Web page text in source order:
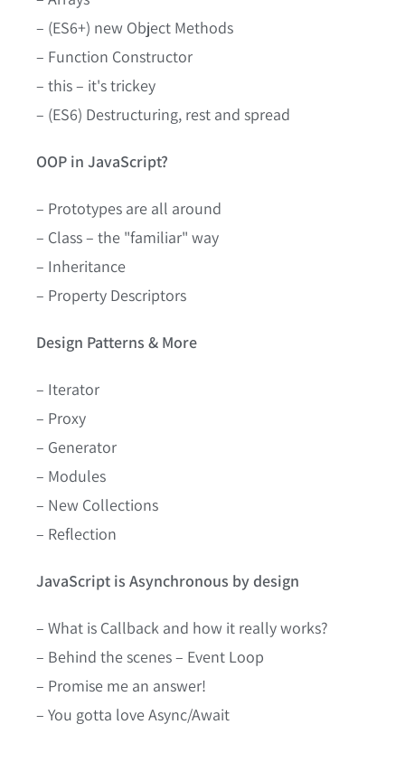
– (ES6+) new Object Methods
– Function Constructor
– this – it's trickey
– (ES6) Destructuring, rest and spread
OOP in JavaScript?
– Prototypes are all around
– Class – the "familiar" way
– Inheritance
– Property Descriptors
Design Patterns & More
– Iterator
– Proxy
– Generator
– Modules
– New Collections
– Reflection
JavaScript is Asynchronous by design
– What is Callback and how it really works?
– Behind the scenes – Event Loop
– Promise me an answer!
– You gotta love Async/Await